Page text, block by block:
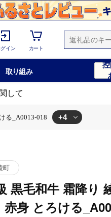
グイン カート
取り組み
して
る_A0013-018 +4
町
黒毛和牛 霜降り
赤身 とろける